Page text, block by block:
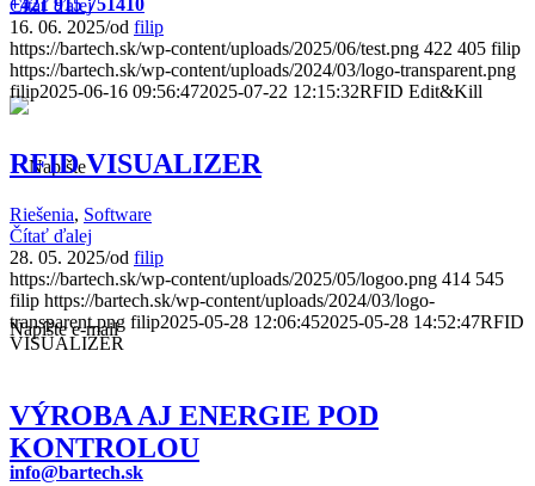
+421 915 751410
Napíšte e-mail
info@bartech.sk
Čítať ďalej
16. 06. 2025/od filip
https://bartech.sk/wp-content/uploads/2025/06/test.png 422 405 filip
https://bartech.sk/wp-content/uploads/2024/03/logo-transparent.png
filip2025-06-16 09:56:472025-07-22 12:15:32RFID Edit&Kill
RFID VISUALIZER
Riešenia, Software
Čítať ďalej
28. 05. 2025/od filip
https://bartech.sk/wp-content/uploads/2025/05/logoo.png 414 545
filip https://bartech.sk/wp-content/uploads/2024/03/logo-
transparent.png filip2025-05-28 12:06:452025-05-28 14:52:47RFID
VISUALIZER
VÝROBA AJ ENERGIE POD
KONTROLOU